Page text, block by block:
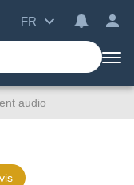
FR
audio